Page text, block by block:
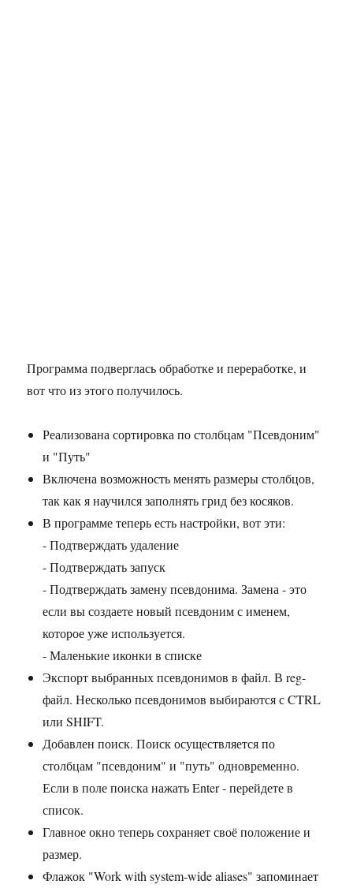
Программа подверглась обработке и переработке, и
вот что из этого получилось.
Реализована сортировка по столбцам "Псевдоним"
и "Путь"
Включена возможность менять размеры столбцов,
так как я научился заполнять грид без косяков.
В программе теперь есть настройки, вот эти:
- Подтверждать удаление
- Подтверждать запуск
- Подтверждать замену псевдонима. Замена - это
если вы создаете новый псевдоним с именем,
которое уже используется.
- Маленькие иконки в списке
Экспорт выбранных псевдонимов в файл. В reg-
файл. Несколько псевдонимов выбираются с CTRL
или SHIFT.
Добавлен поиск. Поиск осуществляется по
столбцам "псевдоним" и "путь" одновременно.
Если в поле поиска нажать Enter - перейдете в
список.
Главное окно теперь сохраняет своё положение и
размер.
Флажок "Work with system-wide aliases" запоминает